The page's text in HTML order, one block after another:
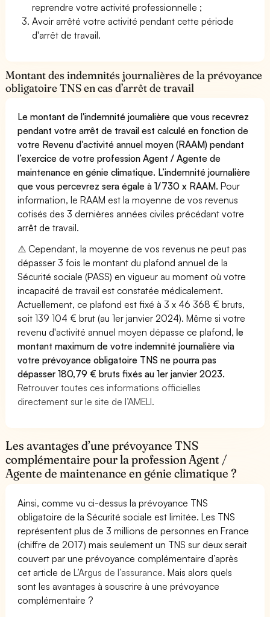
reprendre votre activité professionnelle ;
Avoir arrêté votre activité pendant cette période
d'arrêt de travail.
Montant des indemnités journalières de la prévoyance
obligatoire TNS en cas d’arrêt de travail
Le montant de l'indemnité journalière que vous recevrez
pendant votre arrêt de travail est calculé en fonction de
votre Revenu d'activité annuel moyen (RAAM) pendant
l’exercice de votre profession Agent / Agente de
maintenance en génie climatique. L’indemnité journalière
que vous percevrez sera égale à 1/730 x RAAM. Pour
information, le RAAM est la moyenne de vos revenus
cotisés des 3 dernières années civiles précédant votre
arrêt de travail.
⚠️ Cependant, la moyenne de vos revenus ne peut pas
dépasser 3 fois le montant du plafond annuel de la
Sécurité sociale (PASS) en vigueur au moment où votre
incapacité de travail est constatée médicalement.
Actuellement, ce plafond est fixé à 3 x 46 368 € bruts,
soit 139 104 € brut (au 1er janvier 2024). Même si votre
revenu d'activité annuel moyen dépasse ce plafond,le
montant maximum de votre indemnité journalière via
votre prévoyance obligatoire TNS ne pourra pas
dépasser 180,79 € bruts fixés au 1er janvier 2023.
Retrouver toutes ces informations officielles
directement sur le site de l’AMELI.
Les avantages d’une prévoyance TNS
complémentaire pour la profession Agent /
Agente de maintenance en génie climatique ?
Ainsi, comme vu ci-dessus la prévoyance TNS
obligatoire de la Sécurité sociale est limitée. Les TNS
représentent plus de 3 millions de personnes en France
(chiffre de 2017) mais seulement un TNS sur deux serait
couvert par une prévoyance complémentaire d’après
cet article deL’Argus de l’assurance. Mais alors quels
sont les avantages à souscrire à une prévoyance
complémentaire ?